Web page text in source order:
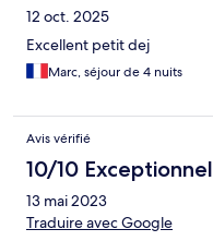
12 oct. 2025
Excellent petit dej
Marc, séjour de 4 nuits
Avis vérifié
10/10 Exceptionnel
13 mai 2023
Traduire avec Google